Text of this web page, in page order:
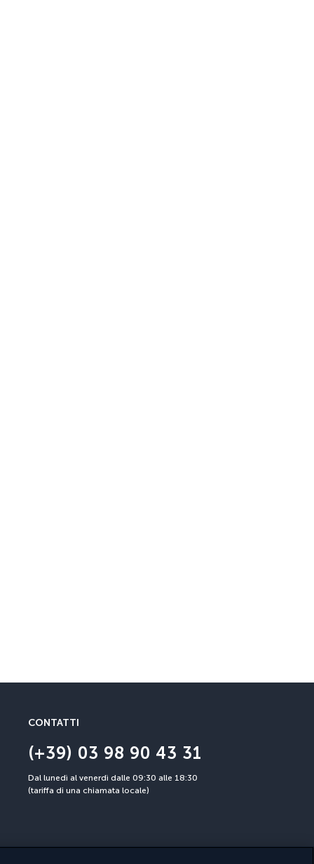
CONTATTI
(+39) 03 98 90 43 31
Dal lunedì al venerdì dalle 09:30 alle 18:30
(tariffa di una chiamata locale)